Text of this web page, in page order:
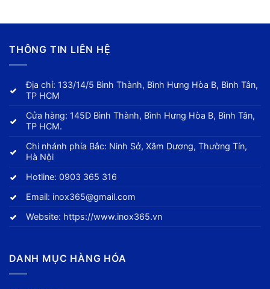
THÔNG TIN LIÊN HỆ
Địa chỉ: 133/14/5 Bình Thành, Bình Hưng Hòa B, Bình Tân,
TP HCM
Cửa hàng: 145D Bình Thành, Bình Hưng Hòa B, Bình Tân,
TP HCM.
Chi nhánh phía Bắc: Ninh Sở, Xâm Dương, Thường Tín,
Hà Nội
Hotline:0903 365 316
Email: inox365@gmail.com
Website: https://www.inox365.vn
DANH MỤC HÀNG HÓA